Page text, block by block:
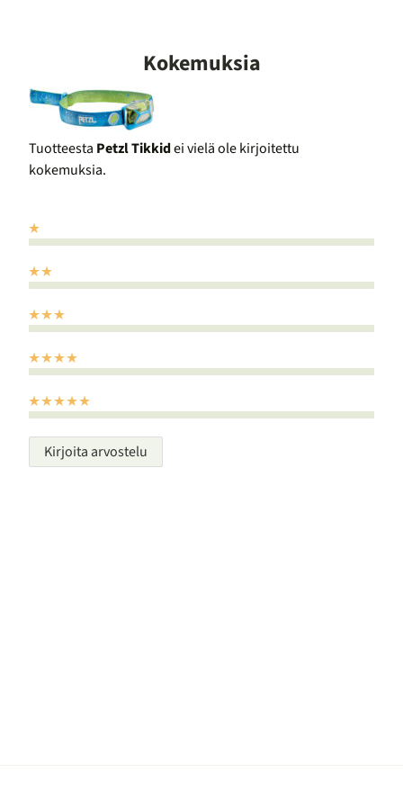
Kokemuksia
Tuotteesta Petzl Tikkidei vielä ole kirjoitettu
kokemuksia.
Kirjoita arvostelu